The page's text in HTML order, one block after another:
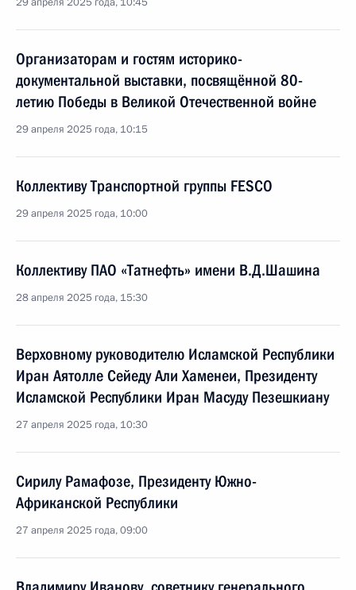
Организаторам и гостям историко-
документальной выставки, посвящённой 80-
летию Победы в Великой Отечественной войне
29 апреля 2025 года, 10:15
Коллективу Транспортной группы FESCO
29 апреля 2025 года, 10:00
Коллективу ПАО «Татнефть» имени В.Д.Шашина
28 апреля 2025 года, 15:30
Верховному руководителю Исламской Республики
Иран Аятолле Сейеду Али Хаменеи, Президенту
Исламской Республики Иран Масуду Пезешкиану
27 апреля 2025 года, 10:30
Сирилу Рамафозе, Президенту Южно-
Африканской Республики
27 апреля 2025 года, 09:00